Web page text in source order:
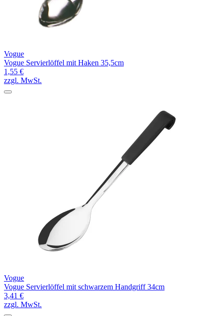
Vogue
Vogue Servierlöffel mit Haken 35,5cm
1,55 €
zzgl. MwSt.
Vogue
Vogue Servierlöffel mit schwarzem Handgriff 34cm
3,41 €
zzgl. MwSt.